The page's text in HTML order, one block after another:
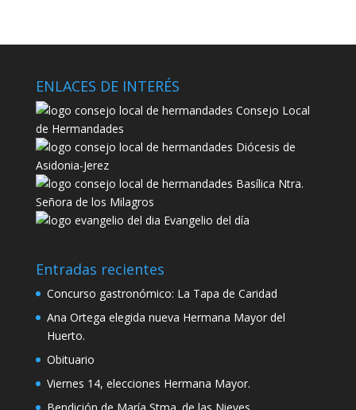
ENLACES DE INTERÉS
Consejo Local
de Hermandades
Diócesis de
Asidonia-Jerez
Basílica Ntra.
Señora de los Milagros
Evangelio del día
Entradas recientes
Concurso gastronómico: La Tapa de Caridad
Ana Ortega elegida nueva Hermana Mayor del
Huerto.
Obituario
Viernes 14, elecciones Hermana Mayor.